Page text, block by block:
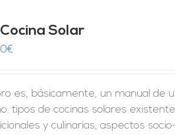
Solar
€
es, básicamente, un manual de
tipos de cocinas solares
y culinarias, aspectos